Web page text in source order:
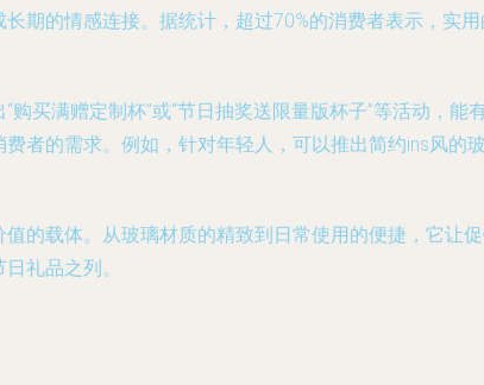
期的情感连接。据统计，超过70%的消费者表示，实
买满赠定制杯”或“节日抽奖送限量版杯子”等活动，能
者的需求。例如，针对年轻人，可以推出简约ins风的
的载体。从玻璃材质的精致到日常使用的便捷，它让
礼品之列。